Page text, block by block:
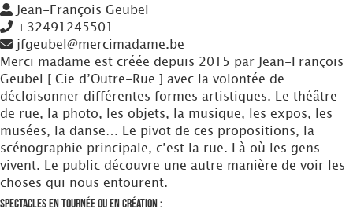
Jean-François Geubel
+32491245501
jfgeubel@mercimadame.be
Merci madame est créée depuis 2015 par Jean-François
Geubel [ Cie d’Outre-Rue ] avec la volontée de
décloisonner différentes formes artistiques. Le théâtre
de rue, la photo, les objets, la musique, les expos, les
musées, la danse… Le pivot de ces propositions, la
scénographie principale, c’est la rue. Là où les gens
vivent. Le public découvre une autre manière de voir les
choses qui nous entourent.
Spectacles en tournée ou en création :